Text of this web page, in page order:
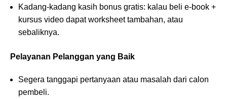
Kadang-kadang kasih bonus gratis: kalau beli e-book +
kursus video dapat worksheet tambahan, atau
sebaliknya.
Pelayanan Pelanggan yang Baik
Segera tanggapi pertanyaan atau masalah dari calon
pembeli.